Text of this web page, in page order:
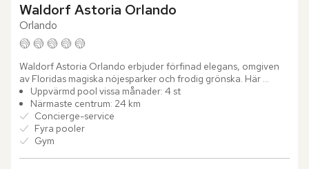
Waldorf Astoria Orlando
Orlando
Waldorf Astoria Orlando erbjuder förfinad elegans, omgiven
av Floridas magiska nöjesparker och frodig grönska. Här
väntar en upplevelse där lyx möter komfort i varje detalj.
Vid...
Uppvärmd pool vissa månader: 4 st
Närmaste centrum: 24 km
Concierge-service
Fyra pooler
Gym